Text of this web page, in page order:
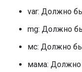
var: Должно
mg: Должно
мс: Должно
мама: Должно